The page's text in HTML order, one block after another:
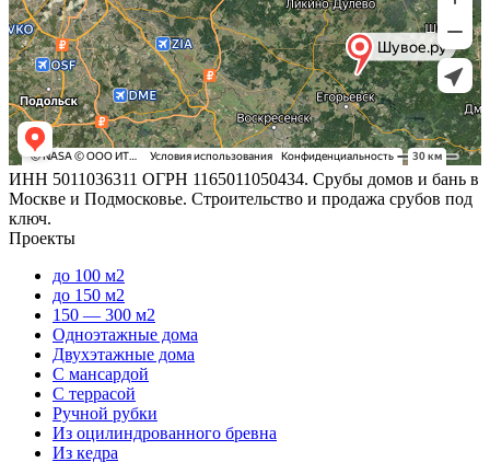
ИНН 5011036311 ОГРН 1165011050434. Срубы домов и бань в
Москве и Подмосковье. Строительство и продажа срубов под
ключ.
Проекты
до 100 м2
до 150 м2
150 — 300 м2
Одноэтажные дома
Двухэтажные дома
С мансардой
С террасой
Ручной рубки
Из оцилиндрованного бревна
Из кедра